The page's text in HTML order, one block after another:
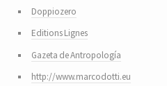
Doppiozero
Editions Lignes
Gazeta de Antropología
http://www.marcodotti.eu